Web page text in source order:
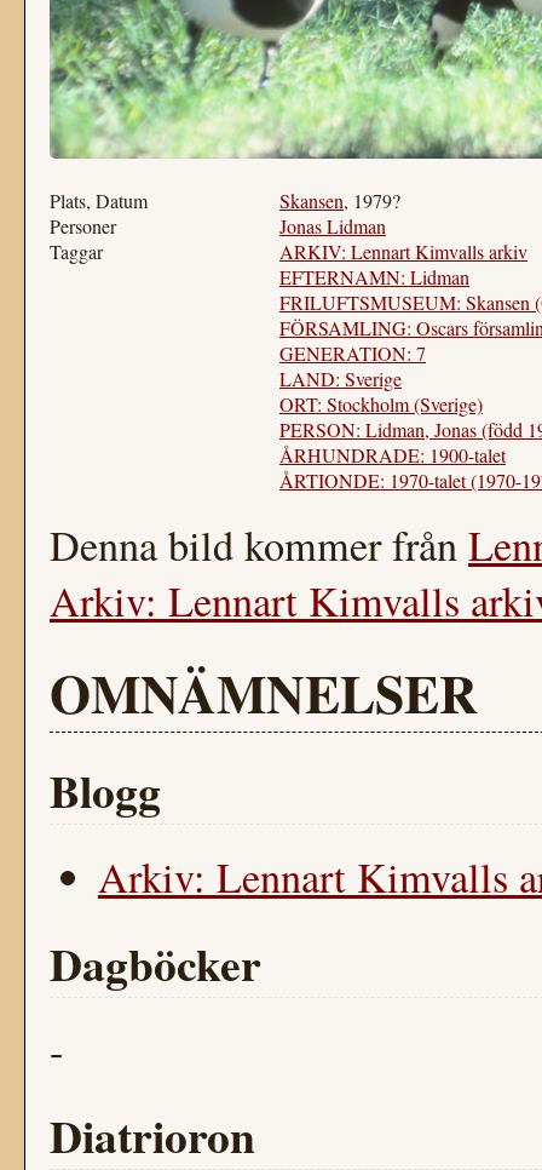
Plats, Datum Skansen, 1979?
Personer
Jonas Lidman
Taggar
ARKIV: Lennart Kimvalls arkiv
EFTERNAMN: Lidman
FRILUFTSMUSEUM: Skansen
FÖRSAMLING: Oscars
GENERATION: 7
LAND: Sverige
ORT: Stockholm (Sverige)
PERSON: Lidman, Jonas (född
ÅRHUNDRADE: 1900-talet
ÅRTIONDE: 1970-talet (1970-
Denna bild kommer från
Arkiv: Lennart Kimvalls
OMNÄMNELSER
Blogg
Arkiv: Lennart Kimvalls
Dagböcker
-
Diatrioron